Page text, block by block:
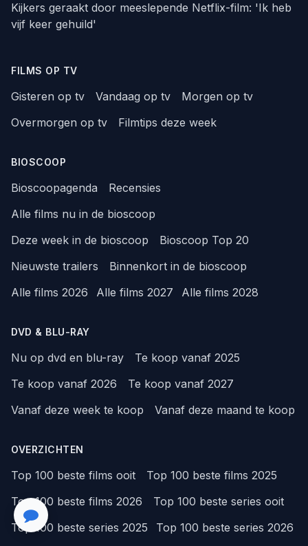
Kijkers geraakt door meeslepende Netflix-film: 'Ik heb
vijf keer gehuild'
FILMS OP TV
Gisteren op tv Vandaag op tv
Morgen op tv
Overmorgen op tv
Filmtips deze week
BIOSCOOP
Bioscoopagenda
Recensies
Alle films nu in de bioscoop
Deze week in de bioscoop
Bioscoop Top 20
Nieuwste trailers
Binnenkort in de bioscoop
Alle films 2026
Alle films 2027 Alle films 2028
DVD & BLU-RAY
Nu op dvd en blu-ray
Te koop vanaf 2025
Te koop vanaf 2026
Te koop vanaf 2027
Vanaf deze week te koop
Vanaf deze maand te koop
OVERZICHTEN
Top 100 beste films ooit
Top 100 beste films 2025
Top 100 beste films 2026
Top 100 beste series ooit
Top 100 beste series 2025
Top 100 beste series 2026